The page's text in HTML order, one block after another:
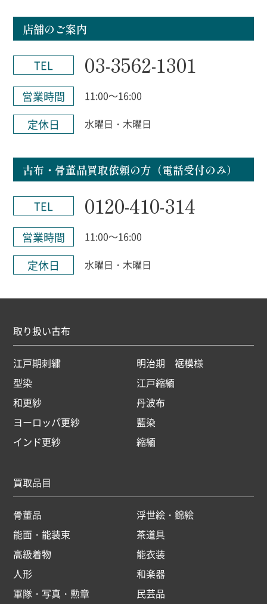
店舗のご案内
TEL 03-3562-1301
営業時間 11:00～16:00
定休日 水曜日・木曜日
古布・骨董品買取依頼の方（電話受付のみ）
TEL 0120-410-314
営業時間 11:00～16:00
定休日 水曜日・木曜日
取り扱い古布
江戸期刺繍
明治期 裾模様
型染
江戸縮緬
和更紗
丹波布
ヨーロッパ更紗
藍染
インド更紗
縮緬
買取品目
骨董品
浮世絵・錦絵
能面・能装束
茶道具
高級着物
能衣装
人形
和楽器
軍隊・写真・勲章
民芸品